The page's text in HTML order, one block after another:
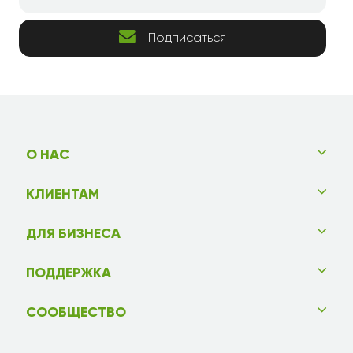
Подписаться
О НАС
КЛИЕНТАМ
ДЛЯ БИЗНЕСА
ПОДДЕРЖКА
СООБЩЕСТВО